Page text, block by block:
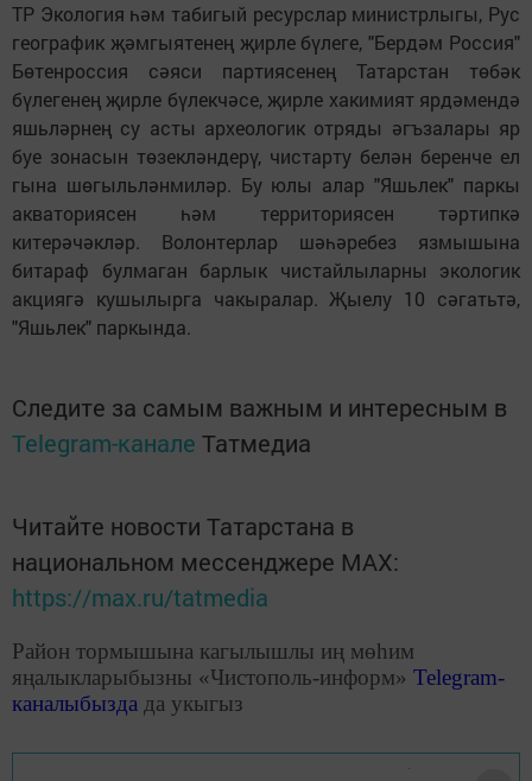
ТР Экология һәм табигый ресурслар министрлыгы, Рус
географик җәмгыятенең җирле бүлеге, "Бердәм Россия"
Бөтенроссия сәяси партиясенең Татарстан төбәк
бүлегенең җирле бүлекчәсе, җирле хакимият ярдәмендә
яшьләрнең су асты археологик отряды әгъзалары яр
буе зонасын төзекләндерү, чис­тарту белән беренче ел
гына шөгыльләнмиләр. Бу юлы алар "Яшьлек" паркы
акваториясен һәм территориясен тәртипкә
китерәчәкләр. Волонтерлар шәһәребез язмышына
битараф булмаган барлык чистайлыларны экологик
акциягә кушылырга чакыралар. Җыелу 10 сәгатьтә,
"Яшьлек" паркында.
Следите за самым важным и интересным в
Telegram-канале Татмедиа
Читайте новости Татарстана в
национальном мессенджере MАХ:
https://max.ru/tatmedia
Район тормышына кагылышлы иң мөһим
яңалыкларыбызны «Чистополь-информ» Telegram-
каналыбызда да укыгыз